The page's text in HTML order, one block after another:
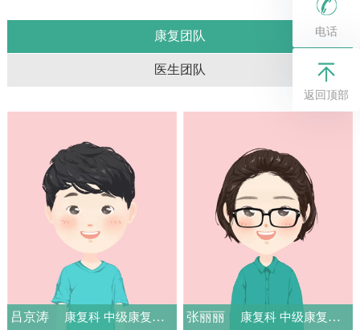
康复团队
医生团队
吕京涛 康复科 中级康复治疗师 张丽丽 康复科 中级康复治疗师
电话
返回顶部